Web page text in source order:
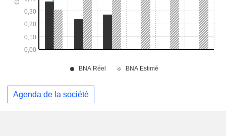
Agenda de la société